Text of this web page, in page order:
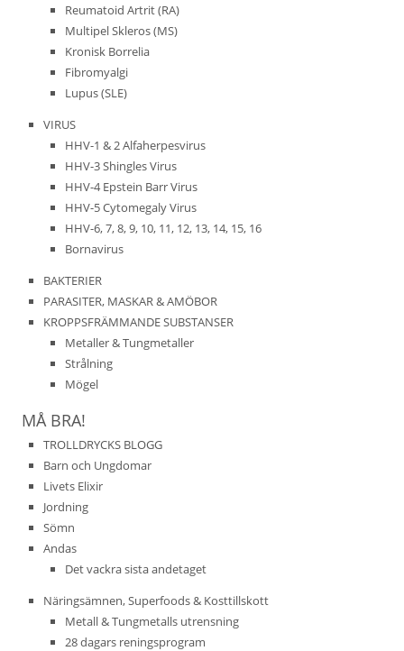
Reumatoid Artrit (RA)
Multipel Skleros (MS)
Kronisk Borrelia
Fibromyalgi
Lupus (SLE)
VIRUS
HHV-1 & 2 Alfaherpesvirus
HHV-3 Shingles Virus
HHV-4 Epstein Barr Virus
HHV-5 Cytomegaly Virus
HHV-6, 7, 8, 9, 10, 11, 12, 13, 14, 15, 16
Bornavirus
BAKTERIER
PARASITER, MASKAR & AMÖBOR
KROPPSFRÄMMANDE SUBSTANSER
Metaller & Tungmetaller
Strålning
Mögel
MÅ BRA!
TROLLDRYCKS BLOGG
Barn och Ungdomar
Livets Elixir
Jordning
Sömn
Andas
Det vackra sista andetaget
Näringsämnen, Superfoods & Kosttillskott
Metall & Tungmetalls utrensning
28 dagars reningsprogram